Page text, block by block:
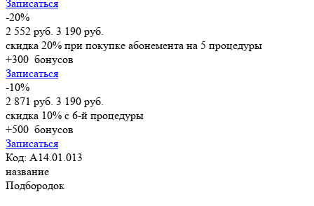
Записаться
-20%
2 552 руб. 3 190 руб.
скидка 20% при покупке абонемента на 5 процедуры
+300 бонусов
Записаться
-10%
2 871 руб. 3 190 руб.
скидка 10% с 6-й процедуры
+500 бонусов
Записаться
Код: A14.01.013
название
Подбородок